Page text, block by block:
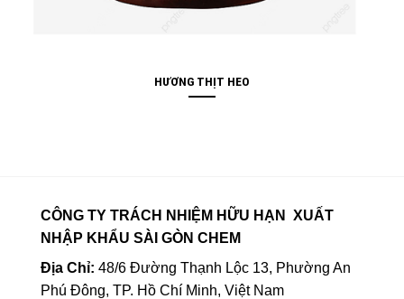
HƯƠNG THỊT HEO
CÔNG TY TRÁCH NHIỆM HỮU HẠN XUẤT
NHẬP KHẨU SÀI GÒN CHEM
Địa Chỉ: 48/6 Đường Thạnh Lộc 13, Phường An
Phú Đông, TP. Hồ Chí Minh, Việt Nam